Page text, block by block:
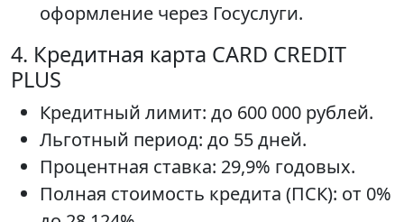
оформление через Госуслуги.
4. Кредитная карта CARD CREDIT
PLUS
Кредитный лимит: до 600 000 рублей.
Льготный период: до 55 дней.
Процентная ставка: 29,9% годовых.
Полная стоимость кредита (ПСК): от 0%